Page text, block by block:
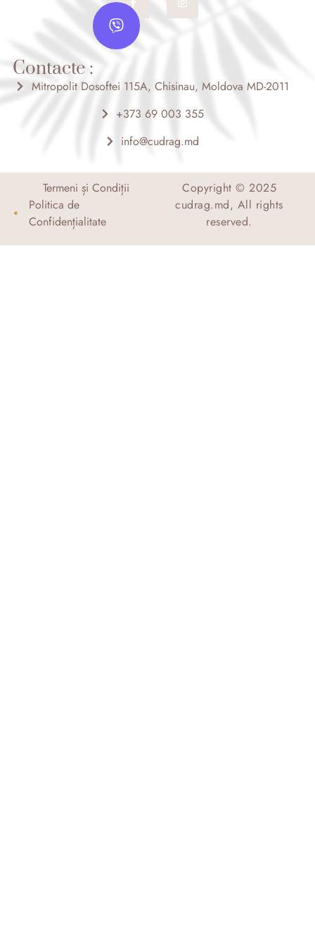
c
b
o
f
s
t
V
i
b
e
Contacte :
Mitropolit Dosoftei 115A, Chisinau, Moldova MD-2011
+373 69 003 355
info@cudrag.md
Termeni și Condiții
Politica de
Confidențialitate
Copyright © 2025
cudrag.md, All rights
reserved.